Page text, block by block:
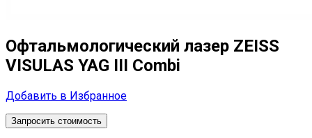
Офтальмологический лазер ZEISS
VISULAS YAG III Combi
Добавить в Избранное
Запросить стоимость